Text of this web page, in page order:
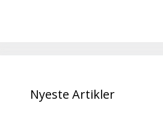
Nyeste Artikler